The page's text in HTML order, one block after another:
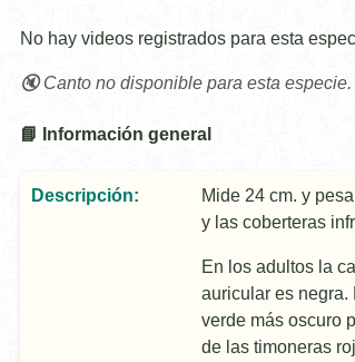
No hay videos registrados para esta
🔇 Canto no disponible para esta especie.
📘 Información general
Descripción:
Mide 24 cm. y
y las coberteras
En los adultos la
auricular es negra.
verde más oscuro
de las timoneras